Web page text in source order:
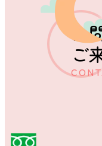
お
ご